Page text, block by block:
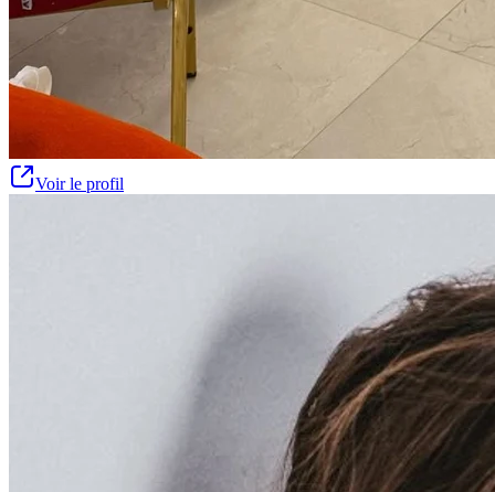
Voir le profil